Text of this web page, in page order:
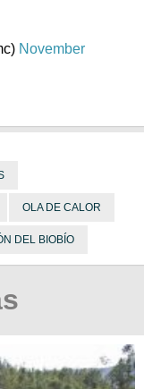
November
OLA DE CALOR
DEL BIOBÍO